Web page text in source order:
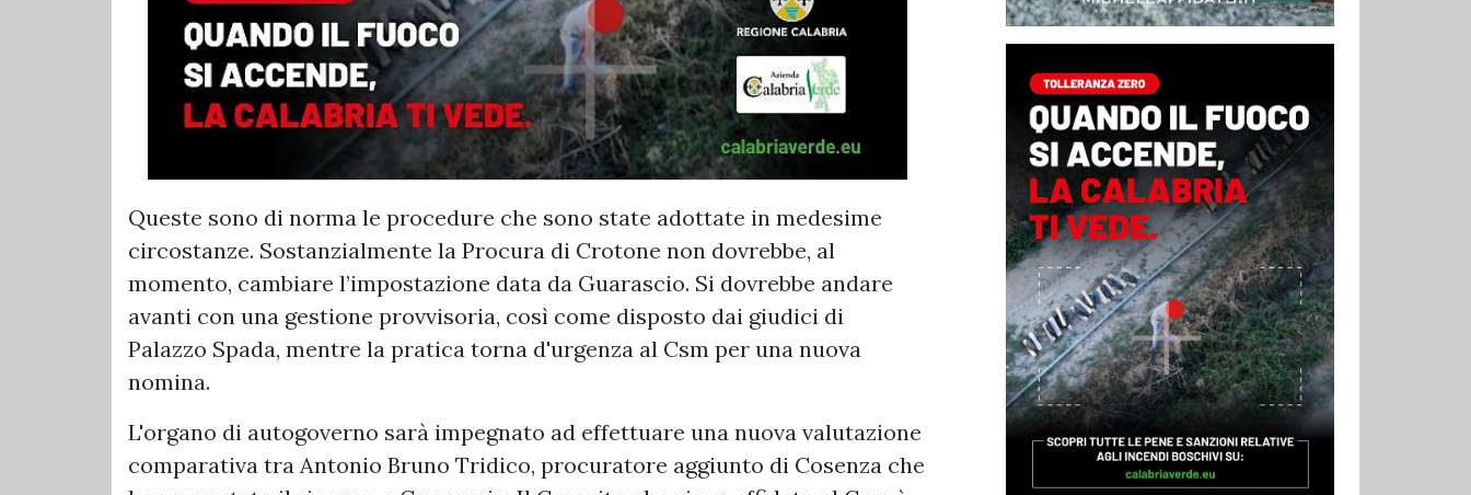
Queste sono di norma le procedure che sono state adottate in medesime
circostanze. Sostanzialmente la Procura di Crotone non dovrebbe, al
momento, cambiare l’impostazione data da Guarascio. Si dovrebbe andare
avanti con una gestione provvisoria, così come disposto dai giudici di
Palazzo Spada, mentre la pratica torna d'urgenza al Csm per una nuova
nomina.
L'organo di autogoverno sarà impegnato ad effettuare una nuova valutazione
comparativa tra Antonio Bruno Tridico, procuratore aggiunto di Cosenza che